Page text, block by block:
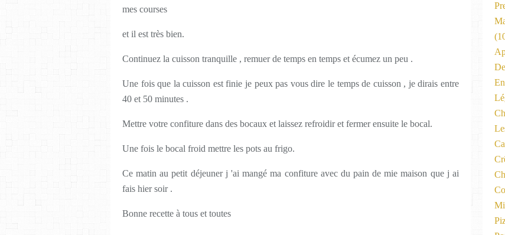
mes courses
et il est très bien.
Continuez la cuisson tranquille , remuer de temps en temps et écumez un peu .
Une fois que la cuisson est finie je peux pas vous dire le temps de cuisson , je dirais entre
40 et 50 minutes .
Mettre votre confiture dans des bocaux et laissez refroidir et fermer ensuite le bocal.
Une fois le bocal froid mettre les pots au frigo.
Ce matin au petit déjeuner j 'ai mangé ma confiture avec du pain de mie maison que j ai
fais hier soir .
Bonne recette à tous et toutes